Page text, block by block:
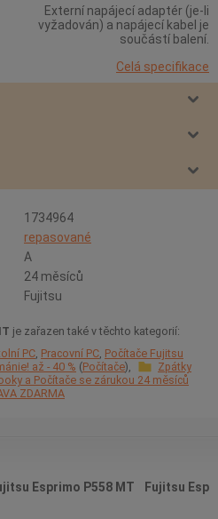
Externí napájecí adaptér (je-li
vyžadován) a napájecí kabel je
součástí balení.
Celá specifikace
1734964
repasované
A
24 měsíců
Fujitsu
je zařazen také v těchto kategorií:
PC Pracovní PC Počítače Fujitsu
až - 40 % Počítače
Zpátky
a Počítače se zárukou 24 měsíců
ZDARMA
Esprimo P558 MT Fujitsu